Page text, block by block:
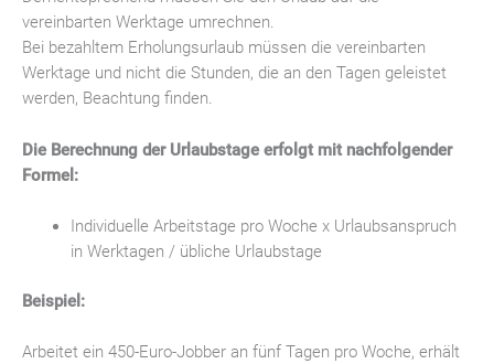
vereinbarten Werktage umrechnen.
Bei bezahltem Erholungsurlaub müssen die vereinbarten
Werktage und nicht die Stunden, die an den Tagen geleistet
werden, Beachtung finden.
Die Berechnung der Urlaubstage erfolgt mit nachfolgender
Formel:
Individuelle Arbeitstage pro Woche x Urlaubsanspruch
in Werktagen / übliche Urlaubstage
Beispiel:
Arbeitet ein 450-Euro-Jobber an fünf Tagen pro Woche, erhält